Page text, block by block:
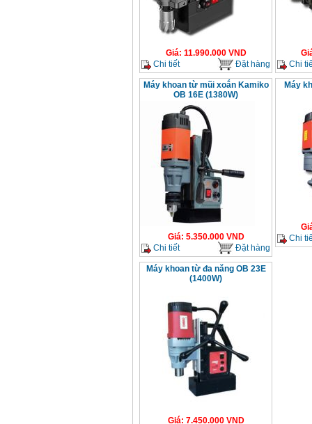
Giá: 11.990.000VND
Chi tiết
Đặt hàng
Chi
Máy khoan từ mũi xoắn Kamiko
OB 16E (1380W)
Giá: 5.350.000VND
Chi tiết
Đặt hàng
Máy
Chi
Máy khoan từ đa năng OB 23E
(1400W)
Giá: 7.450.000VND